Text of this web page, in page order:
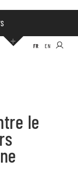
FR EN
le